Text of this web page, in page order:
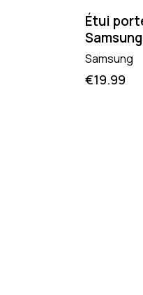
Étui
Samsung
€19.99